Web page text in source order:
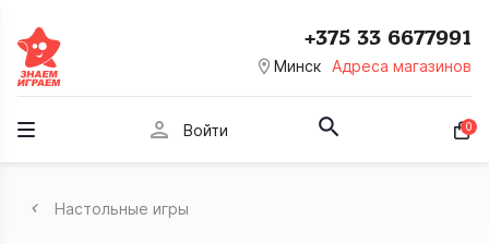
room Минск Адреса магазинов
+375 33 6677991
person Войти 0
Настольные игры